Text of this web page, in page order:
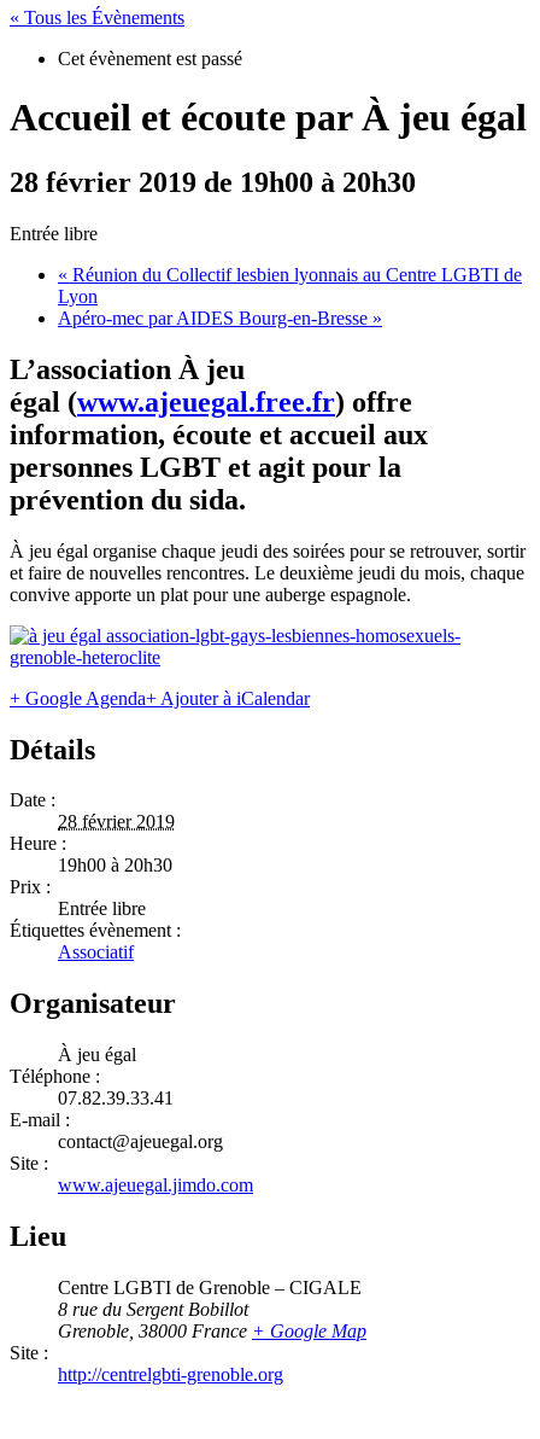
« Tous les Évènements
Cet évènement est passé
Accueil et écoute par À jeu égal
28 février 2019 de 19h00 à 20h30
Entrée libre
« Réunion du Collectif lesbien lyonnais au Centre LGBTI de
Lyon
Apéro-mec par AIDES Bourg-en-Bresse »
L’association À jeu
égal (www.ajeuegal.free.fr) offre
information, écoute et accueil aux
personnes LGBT et agit pour la
prévention du sida.
À jeu égal organise chaque jeudi des soirées pour se retrouver, sortir
et faire de nouvelles rencontres. Le deuxième jeudi du mois, chaque
convive apporte un plat pour une auberge espagnole.
+ Google Agenda+ Ajouter à iCalendar
Détails
Date :
28 février 2019
Heure :
19h00 à 20h30
Prix :
Entrée libre
Étiquettes évènement :
Associatif
Organisateur
À jeu égal
Téléphone :
07.82.39.33.41
E-mail :
contact@ajeuegal.org
Site :
www.ajeuegal.jimdo.com
Lieu
Centre LGBTI de Grenoble – CIGALE
8 rue du Sergent Bobillot
Grenoble 38000 France + Google Map
Site :
http://centrelgbti-grenoble.org